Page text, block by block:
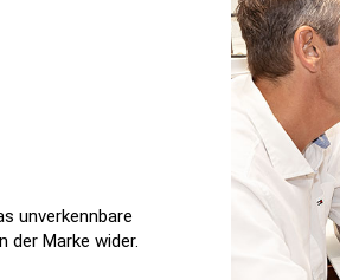
unverkennbare
der Marke wider.